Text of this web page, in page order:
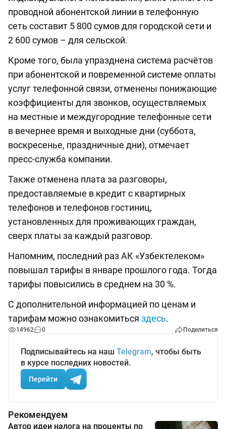
проводной абонентской линии в телефонную
сеть составит 5 800 сумов для городской сети и
2 600 сумов – для сельской.
Кроме того, была упразднена система расчётов
при абонентской и повременной системе оплаты
услуг телефонной связи, отменены понижающие
коэффициенты для звонков, осуществляемых
на местные и междугородние телефонные сети
в вечернее время и выходные дни (суббота,
воскресенье, праздничные дни), отмечает
пресс-служба компании.
Также отменена плата за разговоры,
предоставляемые в кредит с квартирных
телефонов и телефонов гостиниц,
установленных для проживающих граждан,
сверх платы за каждый разговор.
Напомним, последний раз АК «Узбектелеком»
повышал тарифы в январе прошлого года. Тогда
тарифы повысились в среднем на 30 %.
С дополнительной информацией по ценам и
тарифам можно ознакомиться здесь.
14962 0 Поделиться
Подписывайтесь на наш Telegram, чтобы быть
в курсе последних новостей.
Перейти
Рекомендуем
Автор идеи налога на проценты по